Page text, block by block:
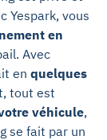
Yespark, vous
en
Avec
en quelques
tout est
véhicule,
se fait par un